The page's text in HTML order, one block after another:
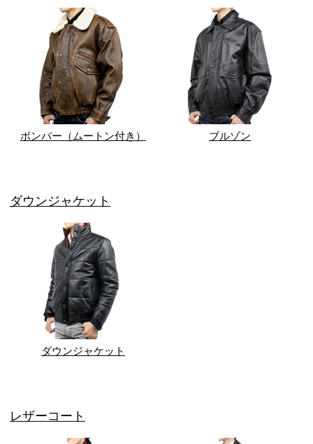
ボンバー（ムートン付き） ブルゾン
ダウンジャケット
ダウンジャケット
レザーコート